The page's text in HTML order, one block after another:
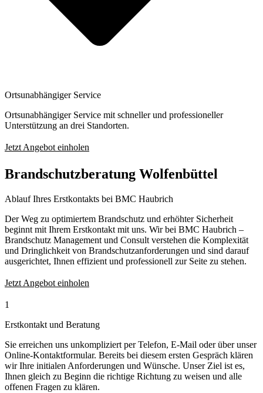
Ortsunabhängiger Service
Ortsunabhängiger Service mit schneller und professioneller
Unterstützung an drei Standorten.
Jetzt Angebot einholen
Brandschutzberatung Wolfenbüttel
Ablauf Ihres Erstkontakts bei BMC Haubrich
Der Weg zu optimiertem Brandschutz und erhöhter Sicherheit
beginnt mit Ihrem Erstkontakt mit uns. Wir bei BMC Haubrich –
Brandschutz Management und Consult verstehen die Komplexität
und Dringlichkeit von Brandschutzanforderungen und sind darauf
ausgerichtet, Ihnen effizient und professionell zur Seite zu stehen.
Jetzt Angebot einholen
1
Erstkontakt und Beratung
Sie erreichen uns unkompliziert per Telefon, E-Mail oder über unser
Online-Kontaktformular. Bereits bei diesem ersten Gespräch klären
wir Ihre initialen Anforderungen und Wünsche. Unser Ziel ist es,
Ihnen gleich zu Beginn die richtige Richtung zu weisen und alle
offenen Fragen zu klären.